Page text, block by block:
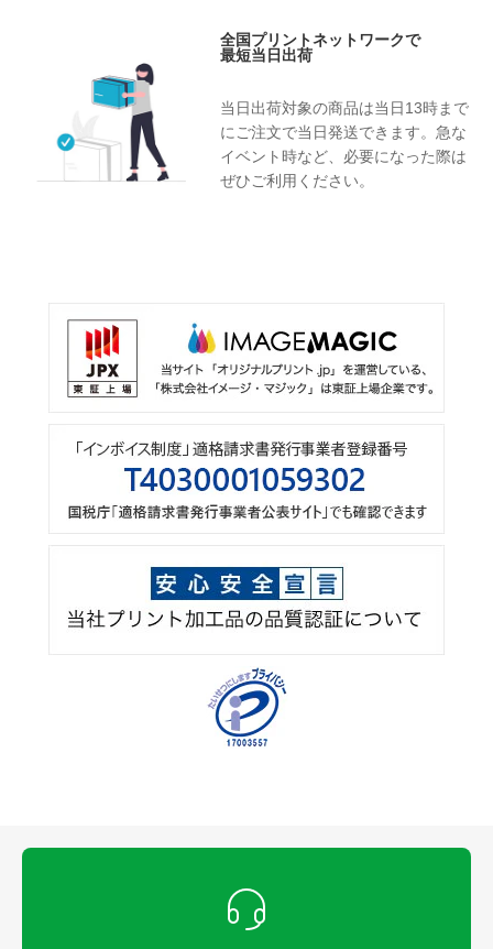
全国プリントネットワークで
最短当日出荷
当日出荷対象の商品は当日13時まで
にご注文で当日発送できます。急な
イベント時など、必要になった際は
ぜひご利用ください。